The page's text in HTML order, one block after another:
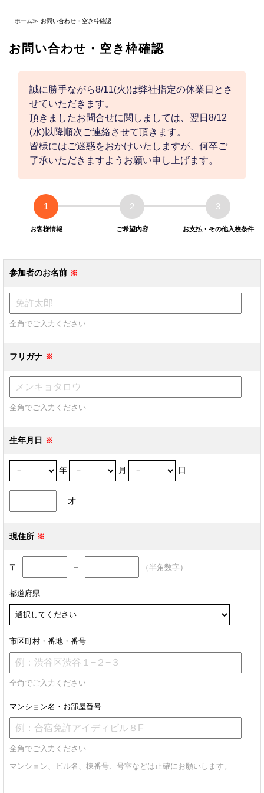
ホーム≫ お問い合わせ・空き枠確認
お問い合わせ・空き枠確認
誠に勝手ながら8/11(火)は弊社指定の休業日とさ
せていただきます。
頂きましたお問合せに関しましては、翌日8/12
(水)以降順次ご連絡させて頂きます。
皆様にはご迷惑をおかけいたしますが、何卒ご
了承いただきますようお願い申し上げます。
1
お客様情報
2
ご希望内容
3
お支払・その他入校条件
参加者のお名前
全角でご入力ください
フリガナ
全角でご入力ください
生年月日
年 月 日
才
現住所
〒 － （半角数字）
都道府県
市区町村・番地・番号
全角でご入力ください
マンション名・お部屋番号
全角でご入力ください
マンション、ビル名、棟番号、号室などは正確にお願いします。